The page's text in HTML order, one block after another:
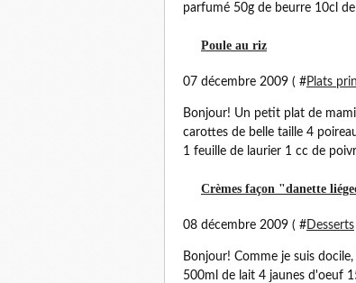
parfumé 50g de beurre 10cl
Poule au riz
07 décembre 2009 ( #Plats
Bonjour! Un petit plat de
carottes de belle taille 4
1 feuille de laurier 1 cc de
Crèmes façon "danette
08 décembre 2009 ( #Desserts
Bonjour! Comme je suis
500ml de lait 4 jaunes d'oeuf